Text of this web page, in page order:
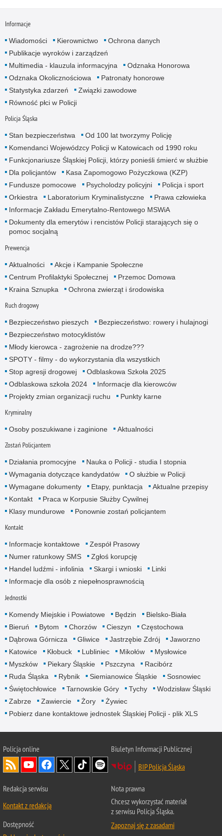
Informacje
Wiadomości Kierownictwo
Ochrona danych
Publikacje wyroków i zarządzeń
Multimedia - klauzula informacyjna
Odznaka Honorowa
Odznaka Okolicznościowa
Patronaty honorowe
Statystyka zdarzeń
Związki zawodowe
Równość płci w Policji
Policja Śląska
Stan bezpieczeństwa
Od 100 lat tworzymy Policję
Komendanci Wojewódzcy Policji w Katowicach od 1990 roku
Funkcjonariusze Śląskiej Policji, którzy ponieśli śmierć w służbie
Dla policjantów
Kasa Zapomogowo Pożyczkowa (KZP)
Fundusze pomocowe
Psycholodzy policyjni
Policja i sport
Orkiestra
Laboratorium Kryminalistyczne
Prawa człowieka
Informacje Zakładu Emerytalno-Rentowego MSWiA
Dokumenty dla emerytów i rencistów Policji starających się o
pomoc socjalną
Prewencja
Aktualności
Akcje i Kampanie Społeczne
Centrum Profilaktyki Społecznej
Przemoc Domowa
Kraina Sznupka
Ochrona zwierząt i środowiska
Ruch drogowy
Bezpieczeństwo pieszych
Bezpieczeństwo: rowery i hulajnogi
Bezpieczeństwo motocyklistów
Młody kierowca - zagrożenie na drodze???
SPOTY - filmy - do wykorzystania dla wszystkich
Stop agresji drogowej
Odblaskowa Szkoła 2025
Odblaskowa szkoła 2024
Informacje dla kierowców
Projekty zmian organizacji ruchu
Punkty karne
Kryminalny
Osoby poszukiwane i zaginione Aktualności
Zostań Policjantem
Działania promocyjne
Nauka o Policji - studia I stopnia
Wymagania dotyczące kandydatów
O służbie w Policji
Wymagane dokumenty
Etapy, punktacja
Aktualne przepisy
Kontakt
Praca w Korpusie Służby Cywilnej
Klasy mundurowe
Ponownie zostań policjantem
Kontakt
Informacje kontaktowe
Zespół Prasowy
Numer ratunkowy SMS
Zgłoś korupcję
Handel ludźmi - infolinia
Skargi i wnioski
Linki
Informacje dla osób z niepełnosprawnością
Jednostki
Komendy Miejskie i Powiatowe Będzin
Bielsko-Biała
Bieruń
Bytom Chorzów Cieszyn
Częstochowa
Dąbrowa Górnicza
Gliwice Jastrzębie Zdrój
Jaworzno
Katowice
Kłobuck Lubliniec Mikołów
Mysłowice
Myszków
Piekary Śląskie Pszczyna
Racibórz
Ruda Śląska
Rybnik Siemianowice Śląskie
Sosnowiec
Świętochłowice
Tarnowskie Góry Tychy
Wodzisław Śląski
Zabrze
Zawiercie Żory
Żywiec
Pobierz dane kontaktowe jednostek Śląskiej Policji - plik XLS
Policja online
Biuletyn Informacji Publicznej
BIP Policja Śląska
Redakcja serwisu
Kontakt z redakcją
Dostępność
Nota prawna
Chcesz wykorzystać materiał
z serwisu Policja Śląska.
Zapoznaj się z zasadami